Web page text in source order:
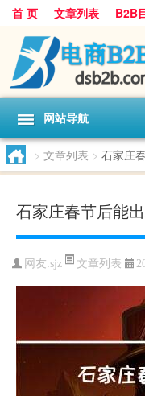
首 页 文章列表 B2B
网站导航
> 文章列表 > 石家庄
石家庄春节后能
网友:sjz 文章列表